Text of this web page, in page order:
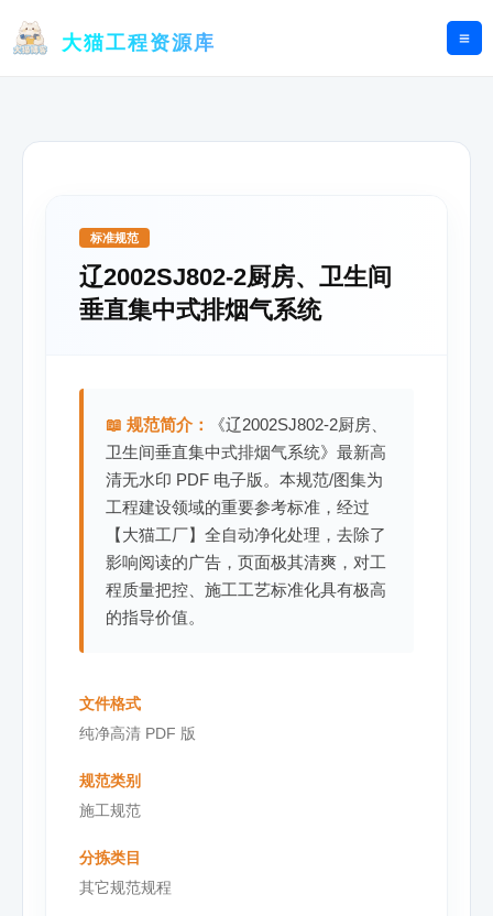
大猫工程资源库
标准规范
辽2002SJ802-2厨房、卫生间
垂直集中式排烟气系统
📖 规范简介：
《辽2002SJ802-2厨房、
卫生间垂直集中式排烟气系统》最新高
清无水印 PDF 电子版。本规范/图集为
工程建设领域的重要参考标准，经过
【大猫工厂】全自动净化处理，去除了
影响阅读的广告，页面极其清爽，对工
程质量把控、施工工艺标准化具有极高
的指导价值。
文件格式
纯净高清 PDF 版
规范类别
施工规范
分拣类目
其它规范规程